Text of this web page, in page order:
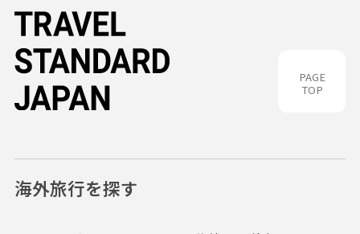
PAGE
TOP
海外旅行を探す